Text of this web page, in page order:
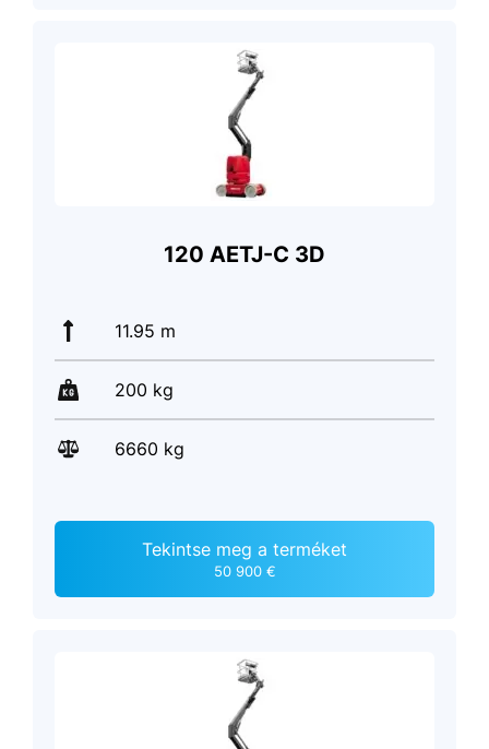
120 AETJ-C 3D
11.95 m
200 kg
6660 kg
Tekintse meg a terméket
50 900 €